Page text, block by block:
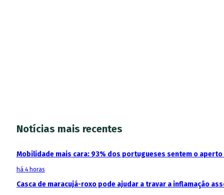
Notícias mais recentes
Mobilidade mais cara: 93% dos portugueses sentem o
há 4 horas
Casca de maracujá-roxo pode ajudar a travar a inflamação